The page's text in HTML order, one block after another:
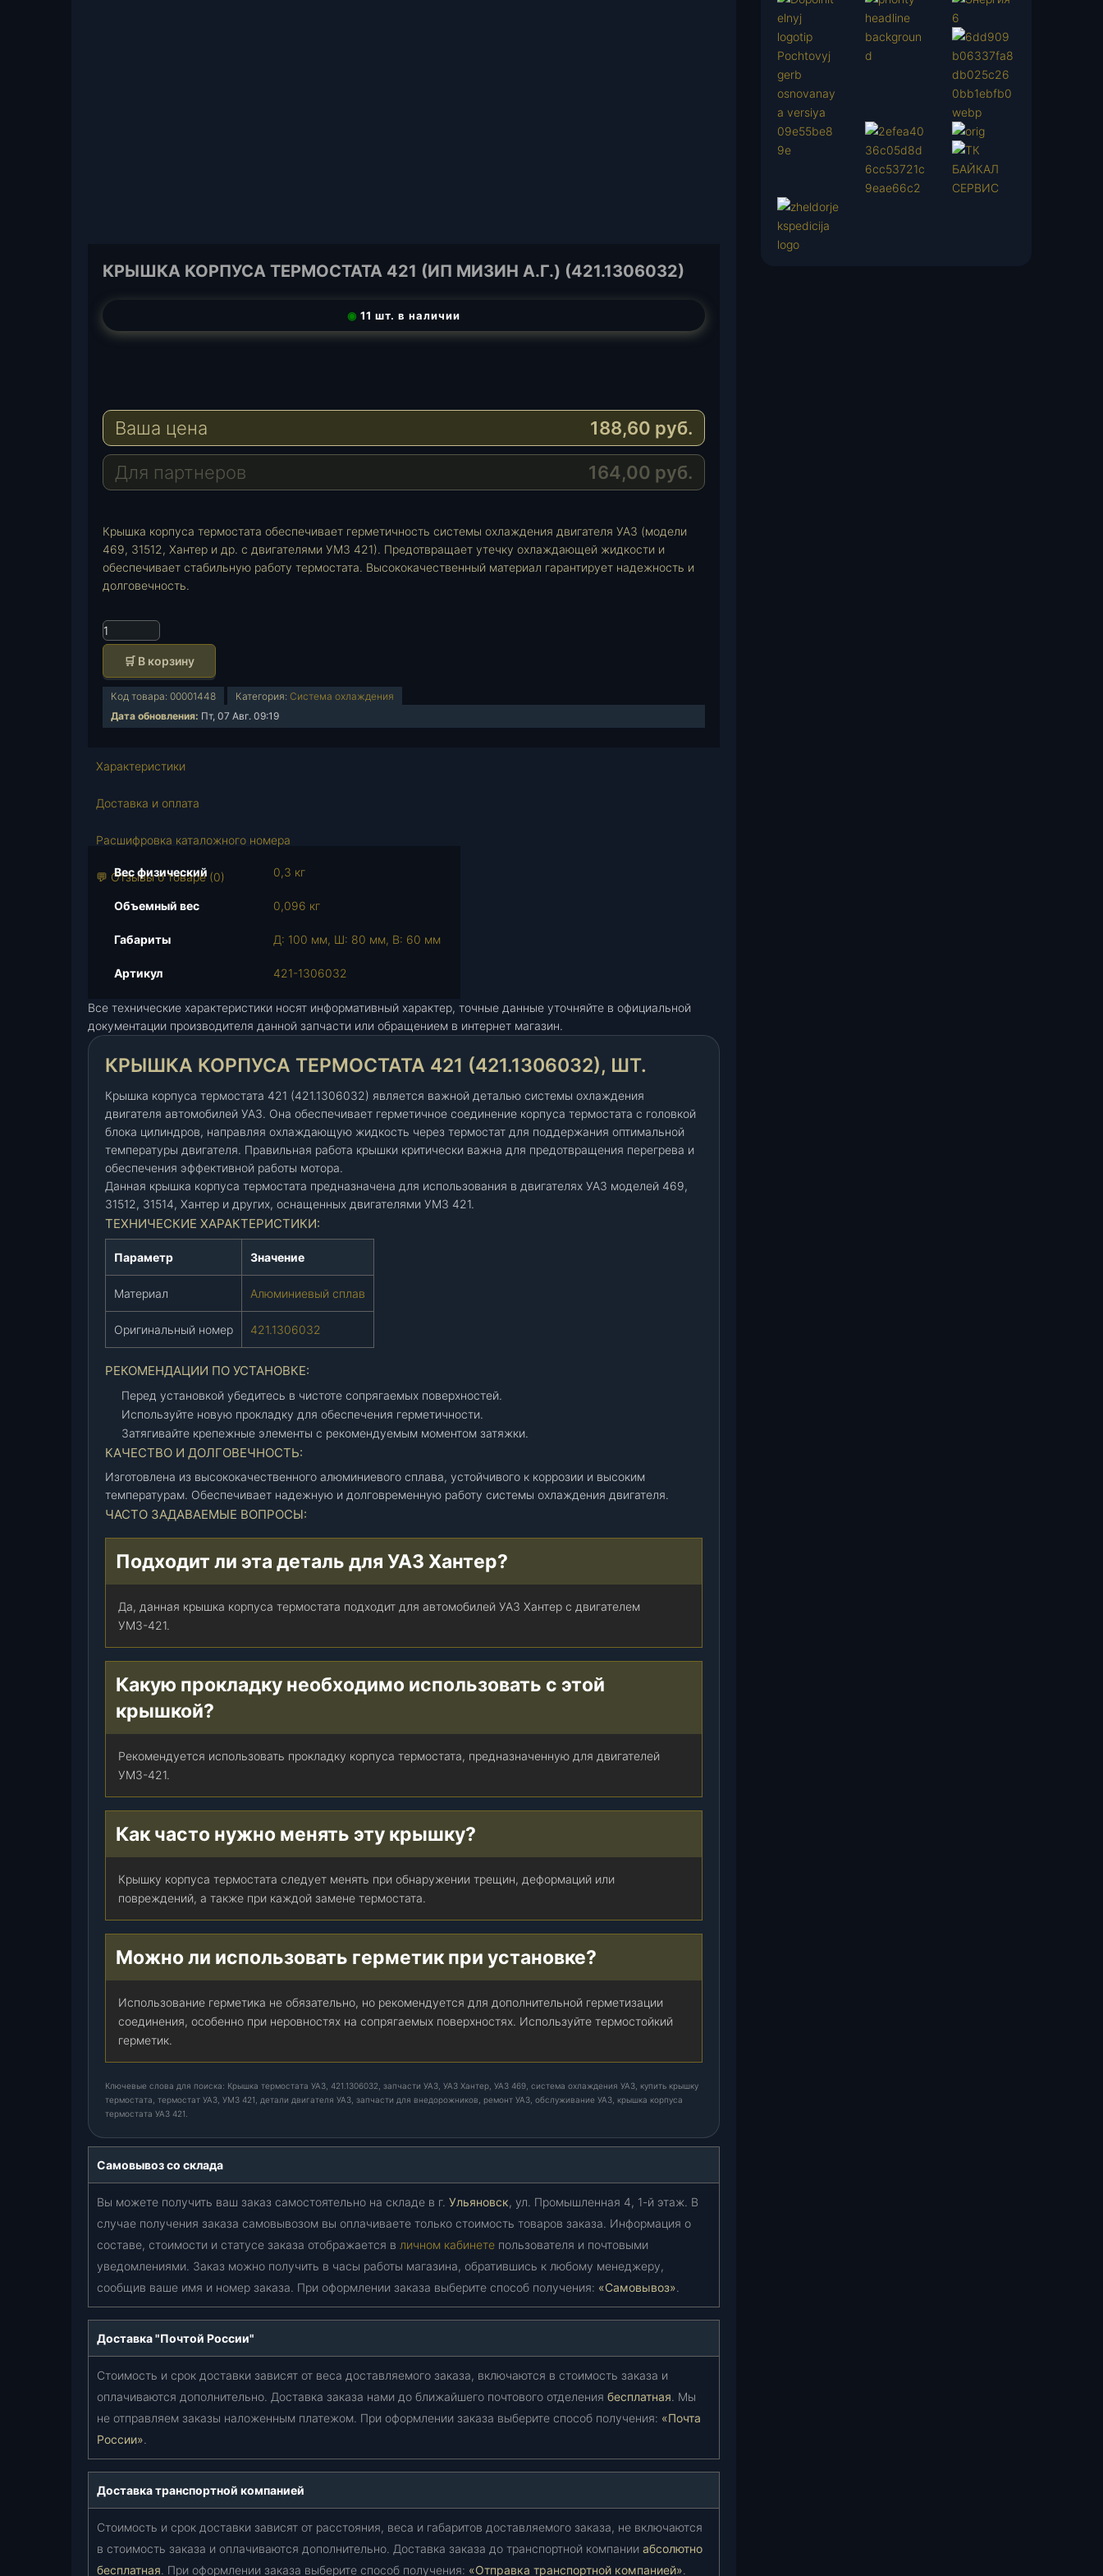
КРЫШКА КОРПУСА ТЕРМОСТАТА 421 (ИП МИЗИН А.Г.) (421.1306032)
◉ 11 шт. в наличии
e
r
a
m
a
s
A
p
a
i
l
Ваша цена 188,60 руб.
Для партнеров 164,00 руб.
Крышка корпуса термостата обеспечивает герметичность системы охлаждения двигателя УАЗ (модели
469, 31512, Хантер и др. с двигателями УМЗ 421). Предотвращает утечку охлаждающей жидкости и
обеспечивает стабильную работу термостата. Высококачественный материал гарантирует надежность и
долговечность.
К
о
и
т
о
о
а
к
а
о
п
у
с
а
е
с
а
а
4
П
М
и
з
и
)
0
3
ш
🛒 В корзину
Код товара: 00001448 Категория: Система охлаждения
Дата обновления: Пт, 07 Авг. 09:19
Характеристики
Доставка и оплата
Расшифровка каталожного номера
💬 Отзывы о товаре (0)
Вес физический 0,3 кг
Объемный вес 0,096 кг
Габариты Д: 100 мм, Ш: 80 мм, В: 60 мм
Артикул 421-1306032
Все технические характеристики носят информативный характер, точные данные уточняйте в официальной
документации производителя данной запчасти или обращением в интернет магазин.
КРЫШКА КОРПУСА ТЕРМОСТАТА 421 (421.1306032), ШТ.
Крышка корпуса термостата 421 (421.1306032) является важной деталью системы охлаждения
двигателя автомобилей УАЗ. Она обеспечивает герметичное соединение корпуса термостата с головкой
блока цилиндров, направляя охлаждающую жидкость через термостат для поддержания оптимальной
температуры двигателя. Правильная работа крышки критически важна для предотвращения перегрева и
обеспечения эффективной работы мотора.
Данная крышка корпуса термостата предназначена для использования в двигателях УАЗ моделей 469,
31512, 31514, Хантер и других, оснащенных двигателями УМЗ 421.
ТЕХНИЧЕСКИЕ ХАРАКТЕРИСТИКИ:
Параметр Значение
Материал Алюминиевый сплав
Оригинальный номер 421.1306032
РЕКОМЕНДАЦИИ ПО УСТАНОВКЕ:
Перед установкой убедитесь в чистоте сопрягаемых поверхностей.
Используйте новую прокладку для обеспечения герметичности.
Затягивайте крепежные элементы с рекомендуемым моментом затяжки.
КАЧЕСТВО И ДОЛГОВЕЧНОСТЬ:
Изготовлена из высококачественного алюминиевого сплава, устойчивого к коррозии и высоким
температурам. Обеспечивает надежную и долговременную работу системы охлаждения двигателя.
ЧАСТО ЗАДАВАЕМЫЕ ВОПРОСЫ:
Подходит ли эта деталь для УАЗ Хантер?
Да, данная крышка корпуса термостата подходит для автомобилей УАЗ Хантер с двигателем
УМЗ-421.
Какую прокладку необходимо использовать с этой
крышкой?
Рекомендуется использовать прокладку корпуса термостата, предназначенную для двигателей
УМЗ-421.
Как часто нужно менять эту крышку?
Крышку корпуса термостата следует менять при обнаружении трещин, деформаций или
повреждений, а также при каждой замене термостата.
Можно ли использовать герметик при установке?
Использование герметика не обязательно, но рекомендуется для дополнительной герметизации
соединения, особенно при неровностях на сопрягаемых поверхностях. Используйте термостойкий
герметик.
Ключевые слова для поиска: Крышка термостата УАЗ, 421.1306032, запчасти УАЗ, УАЗ Хантер, УАЗ 469, система охлаждения УАЗ, купить крышку
термостата, термостат УАЗ, УМЗ 421, детали двигателя УАЗ, запчасти для внедорожников, ремонт УАЗ, обслуживание УАЗ, крышка корпуса
термостата УАЗ 421.
Самовывоз со склада
Вы можете получить ваш заказ самостоятельно на складе в г. Ульяновск, ул. Промышленная 4, 1-й этаж. В
случае получения заказа самовывозом вы оплачиваете только стоимость товаров заказа. Информация о
составе, стоимости и статусе заказа отображается в личном кабинете пользователя и почтовыми
уведомлениями. Заказ можно получить в часы работы магазина, обратившись к любому менеджеру,
сообщив ваше имя и номер заказа. При оформлении заказа выберите способ получения: «Самовывоз».
Доставка "Почтой России"
Стоимость и срок доставки зависят от веса доставляемого заказа, включаются в стоимость заказа и
оплачиваются дополнительно. Доставка заказа нами до ближайшего почтового отделения бесплатная. Мы
не отправляем заказы наложенным платежом. При оформлении заказа выберите способ получения: «Почта
России».
Доставка транспортной компанией
Стоимость и срок доставки зависят от расстояния, веса и габаритов доставляемого заказа, не включаются
в стоимость заказа и оплачиваются дополнительно. Доставка заказа до транспортной компании абсолютно
бесплатная. При оформлении заказа выберите способ получения: «Отправка транспортной компанией».